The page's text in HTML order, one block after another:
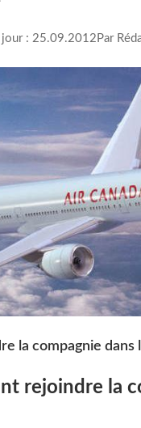
jour : 25.09.2012 Par
la compagnie dans
rejoindre la